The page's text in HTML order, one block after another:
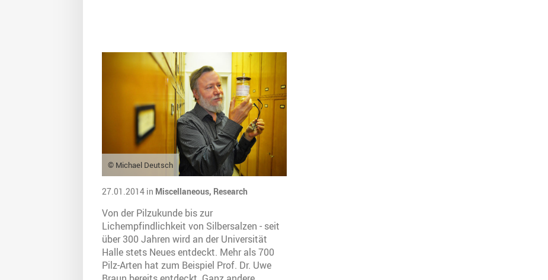
© Michael Deutsch
27.01.2014 in Miscellaneous, Research
Von der Pilzukunde bis zur
Lichempfindlichkeit von Silbersalzen - seit
über 300 Jahren wird an der Universität
Halle stets Neues entdeckt. Mehr als 700
Pilz-Arten hat zum Beispiel Prof. Dr. Uwe